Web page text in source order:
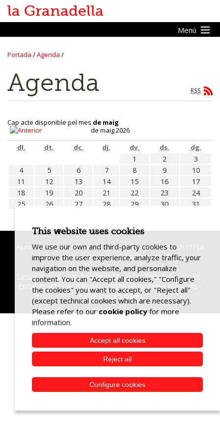
la Granadella
Menú
Vine a la Granadella
Promoció econòmica
Portal transparència
Portada /Agenda /
Agenda RSS
Cap acte disponible pel mes de maig
de maig 2026
dl.
dt. dc. dj. dv. ds. dg.
1 2
3
4
5 6 7 8 9
10
11
12 13 14 15 16
17
18
19 20 21 22 23
24
25
26 27 28 29 30 31
Ajuntament de la Granadella - C/ del Pla de la Vila, 33 - 25177 La
Granadella (Lleida) - Telèfon 973133017 - Fax
Contacte-Avís legal-Política de Privacitat-Política de cookies
Portal de la Transparència
-Protecció de dades personals
Subvencions rebudes
This website uses cookies
We use our own and third-party cookies to
improve the user experience, analyze traffic, your
navigation on the website, and personalize
content. You can "Accept all cookies," "Configure
the cookies" you want to accept, or "Reject all"
(except technical cookies which are necessary).
Please refer to ourcookie policyfor more
information.
Accept all cookies
Reject all
Configure cookies